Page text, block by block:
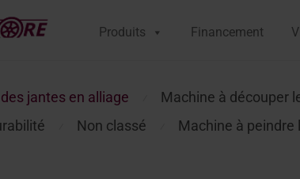
Produits Financement
jantes en alliage Machine à découper
Non classé Machine à peindre